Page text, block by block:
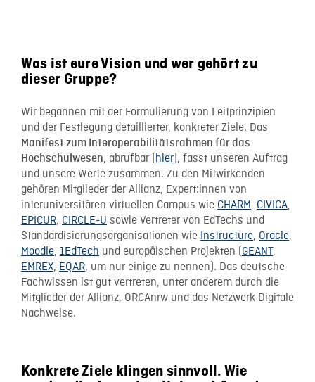
Was ist eure Vision und wer gehört zu
dieser Gruppe?
Wir begannen mit der Formulierung von Leitprinzipien
und der Festlegung detaillierter, konkreter Ziele. Das
Manifest zum Interoperabilitätsrahmen für das
Hochschulwesen, abrufbar [ hier ], fasst unseren Auftrag
und unsere Werte zusammen. Zu den Mitwirkenden
gehören Mitglieder der Allianz, Expert:innen von
interuniversitären virtuellen Campus wie CHARM, CIVICA,
EPICUR, CIRCLE-U sowie Vertreter von EdTechs und
Standardisierungsorganisationen wie Instructure, Oracle,
Moodle, 1EdTech und europäischen Projekten (GEANT,
EMREX, EQAR, um nur einige zu nennen). Das deutsche
Fachwissen ist gut vertreten, unter anderem durch die
Mitglieder der Allianz, ORCAnrw und das Netzwerk Digitale
Nachweise.
Konkrete Ziele klingen sinnvoll. Wie